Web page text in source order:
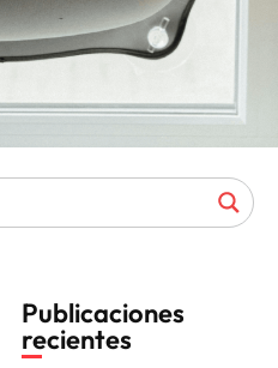
Publicaciones
recientes